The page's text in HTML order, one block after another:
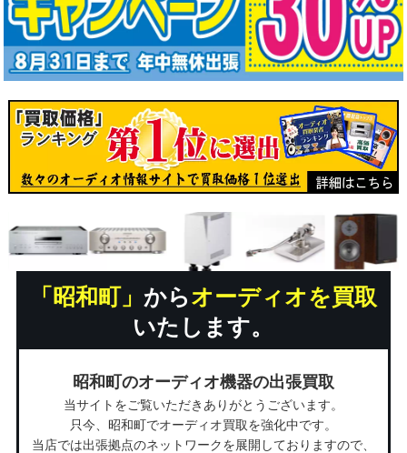
「昭和町」 からオーディオを買取
いたします。
昭和町のオーディオ機器の出張買取
当サイトをご覧いただきありがとうございます。
只今、昭和町でオーディオ買取を強化中です。
当店では出張拠点のネットワークを展開しておりますので、